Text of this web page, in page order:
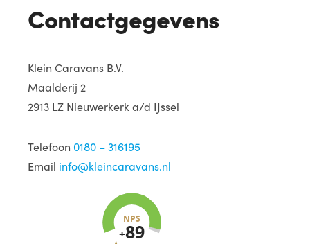
Contactgegevens
Klein Caravans B.V.
Maalderij 2
2913 LZ Nieuwerkerk a/d IJssel
Telefoon 0180 – 316195
Email info@kleincaravans.nl